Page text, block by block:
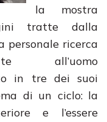
la mostra
tratte dalla
personale ricerca
all’uomo
in tre dei suoi
di un ciclo: la
e l’essere